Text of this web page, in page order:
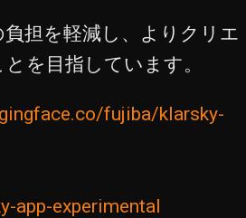
担を軽減し、よりクリエ
を目指しています。
fujiba/klarsky-
app-experimental